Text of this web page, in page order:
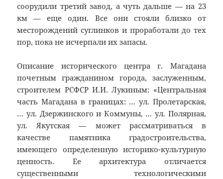
соорудили третий завод, а чуть дальше — на 23
км — еще один. Все они стояли близко от
месторождений суглинков и проработали до тех
пор, пока не исчерпали их запасы.
Описание исторического центра г. Магадана
почетным гражданином города, заслуженным,
строителем РСФСР И.И. Лукиным: «Центральная
часть Магадана в границах: … ул. Пролетарская,
… ул. Дзержинского и Коммуны, … ул. Полярная,
ул. Якутская — может рассматриваться в
качестве памятника градостроительства,
имеющего определенную историко-культурную
ценность. Ее архитектура отличается
существенными технологическими